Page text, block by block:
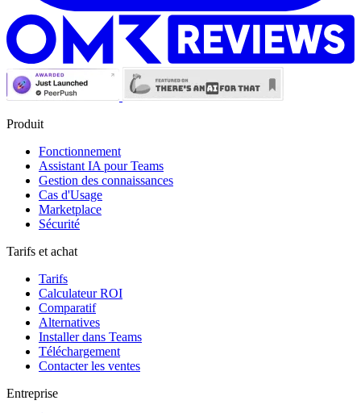
Produit
Fonctionnement
Assistant IA pour Teams
Gestion des connaissances
Cas d'Usage
Marketplace
Sécurité
Tarifs et achat
Tarifs
Calculateur ROI
Comparatif
Alternatives
Installer dans Teams
Téléchargement
Contacter les ventes
Entreprise